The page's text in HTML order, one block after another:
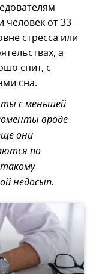
человек от 33
стресса или
а
спит, с
сна.
с меньшей
вроде
они
по
недосып.